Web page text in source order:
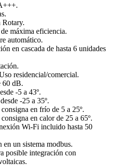
máxima eficiencia.
automático.
en cascada de hasta 6 unidades
residencial/comercial.
60 dB.
-5 a 43º.
-25 a 35º.
en frío de 5 a 25º.
en calor de 25 a 65º.
Wi-Fi incluido hasta 50
un sistema modbus.
posible integración con